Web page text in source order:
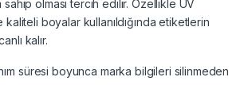
sahip olması tercih edilir. Özellikle UV
kaliteli boyalar kullanıldığında etiketlerin
kalır.
süresi boyunca marka bilgileri silinmeden